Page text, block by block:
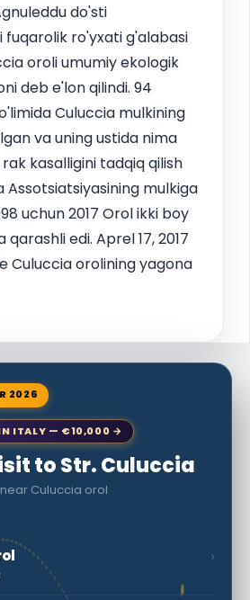
do'sti
fuqarolik ro'yxati g'alabasi
oroli umumiy ekologik
deb e'lon qilindi. 94
Culuccia mulkining
va uning ustida nima
kasalligini tadqiq qilish
Assotsiatsiyasining mulkiga
uchun 2017 Orol ikki boy
edi. Aprel 17, 2017
Culuccia orolining yagona
2026
ITALY — €10,000 →
to Str. Culuccia
Culuccia orol
›